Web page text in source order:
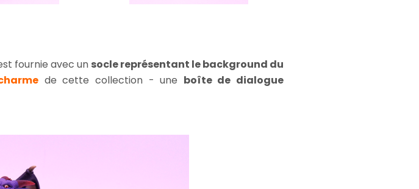
fournie avec un socle représentant le background du
de cette collection - une boîte de dialogue